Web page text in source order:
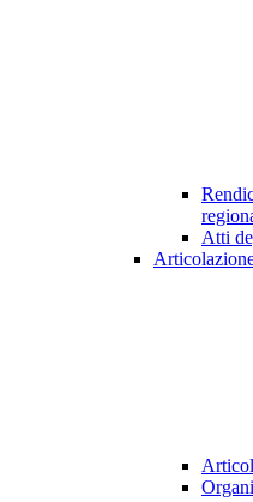
Atti